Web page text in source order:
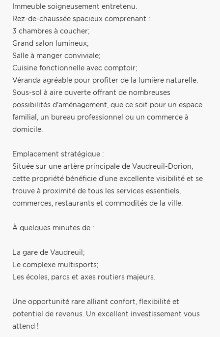
Immeuble soigneusement entretenu.
Rez-de-chaussée spacieux comprenant :
3 chambres à coucher;
Grand salon lumineux;
Salle à manger conviviale;
Cuisine fonctionnelle avec comptoir;
Véranda agréable pour profiter de la lumière naturelle.
Sous-sol à aire ouverte offrant de nombreuses
possibilités d'aménagement, que ce soit pour un espace
familial, un bureau professionnel ou un commerce à
domicile.
Emplacement stratégique :
Située sur une artère principale de Vaudreuil-Dorion,
cette propriété bénéficie d'une excellente visibilité et se
trouve à proximité de tous les services essentiels,
commerces, restaurants et commodités de la ville.
À quelques minutes de :
La gare de Vaudreuil;
Le complexe multisports;
Les écoles, parcs et axes routiers majeurs.
Une opportunité rare alliant confort, flexibilité et
potentiel de revenus. Un excellent investissement vous
attend !